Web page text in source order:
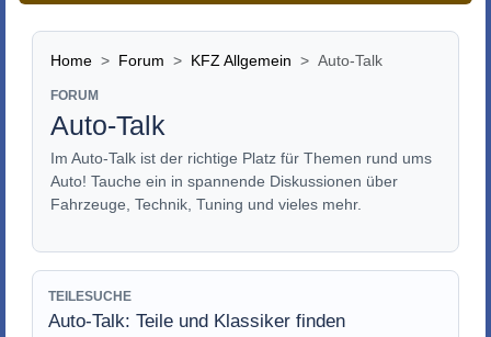
Home Forum KFZ Allgemein Auto-Talk
FORUM
Auto-Talk
Im Auto-Talk ist der richtige Platz für Themen rund ums
Auto! Tauche ein in spannende Diskussionen über
Fahrzeuge, Technik, Tuning und vieles mehr.
TEILESUCHE
Auto-Talk: Teile und Klassiker finden